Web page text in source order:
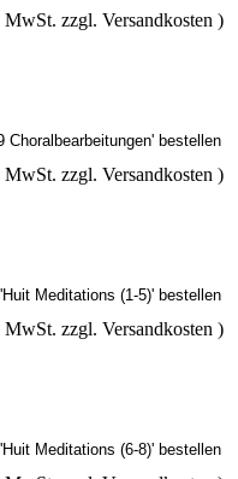
zzgl. Versandkosten )
zzgl. Versandkosten )
zzgl. Versandkosten )